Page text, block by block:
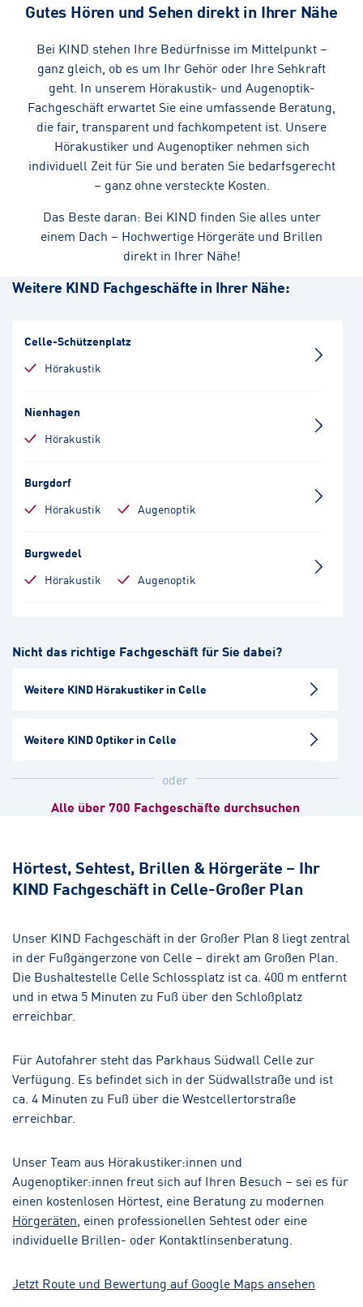
Gutes Hören und Sehen direkt in Ihrer Nähe
Bei KIND stehen Ihre Bedürfnisse im Mittelpunkt –
ganz gleich, ob es um Ihr Gehör oder Ihre Sehkraft
geht. In unserem Hörakustik- und Augenoptik-
Fachgeschäft erwartet Sie eine umfassende Beratung,
die fair, transparent und fachkompetent ist. Unsere
Hörakustiker und Augenoptiker nehmen sich
individuell Zeit für Sie und beraten Sie bedarfsgerecht
– ganz ohne versteckte Kosten.
Das Beste daran: Bei KIND finden Sie alles unter
einem Dach – Hochwertige Hörgeräte und Brillen
direkt in Ihrer Nähe!
Weitere KIND Fachgeschäfte in Ihrer Nähe:
Celle-Schützenplatz
Hörakustik
Nienhagen
Hörakustik
Burgdorf
Hörakustik
Augenoptik
Burgwedel
Hörakustik
Augenoptik
Hörakustik
Hermannsburg
Hörakustik
Hörakustik
Nicht das richtige Fachgeschäft für Sie dabei?
Weitere KIND Hörakustiker in Celle
Weitere KIND Optiker in Celle
oder
Alle über 700 Fachgeschäfte durchsuchen
Hörtest, Sehtest, Brillen & Hörgeräte – Ihr
KIND Fachgeschäft in Celle-Großer Plan
Unser KIND Fachgeschäft in der Großer Plan 8 liegt zentral
in der Fußgängerzone von Celle – direkt am Großen Plan.
Die Bushaltestelle Celle Schlossplatz ist ca. 400 m entfernt
und in etwa 5 Minuten zu Fuß über den Schloßplatz
erreichbar.
Für Autofahrer steht das Parkhaus Südwall Celle zur
Verfügung. Es befindet sich in der Südwallstraße und ist
ca. 4 Minuten zu Fuß über die Westcellertorstraße
erreichbar.
Unser Team aus Hörakustiker:innen und
Augenoptiker:innen freut sich auf Ihren Besuch – sei es für
einen kostenlosen Hörtest, eine Beratung zu modernen
Hörgeräten , einen professionellen Sehtest oder eine
individuelle Brillen- oder Kontaktlinsenberatung.
Jetzt Route und Bewertung auf Google Maps ansehen